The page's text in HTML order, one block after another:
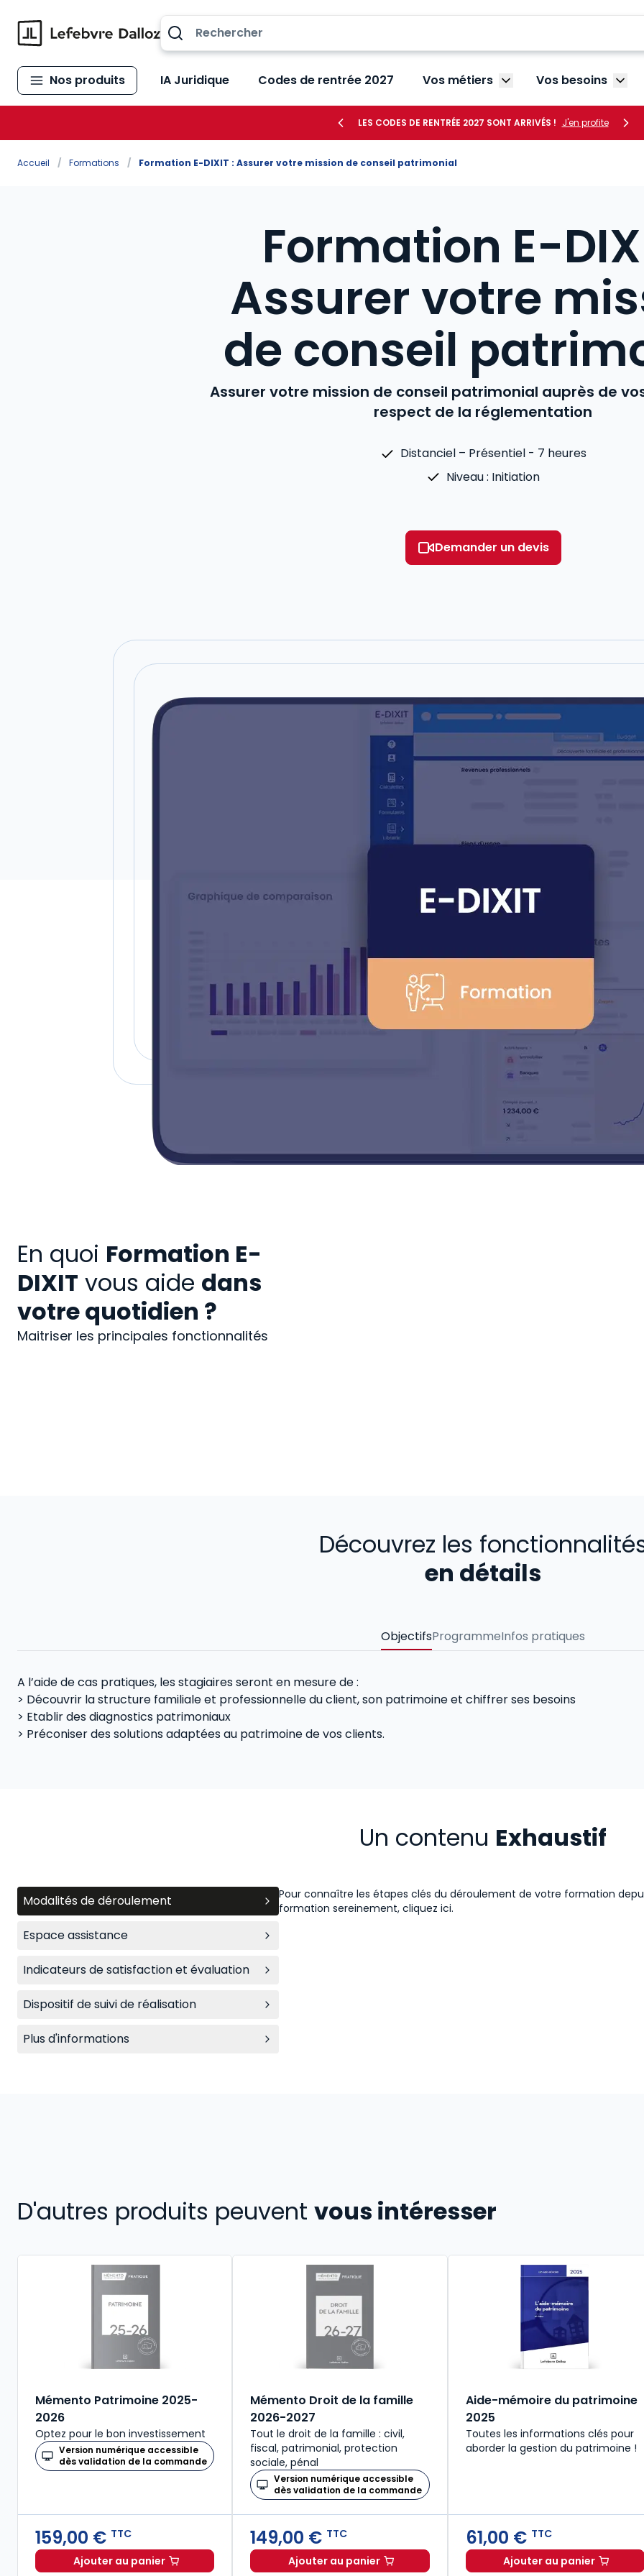
Nos produits IA Juridique Codes de rentrée 2027 Vos métiers Afficher le sous-menu
Vos besoins
LES CODES DE RENTRÉE 2027 SONT ARRIVÉS ! J'en profite
Accueil / Formations / Formation E-DIXIT : Assurer votre mission de conseil patrimonial
Formation E-
Assurer votre
de conseil
Assurer votre mission de conseil patrimonial auprès de
respect de la réglementation
Distanciel – Présentiel - 7 heures
Niveau : Initiation
Demander un devis
En quoi Formation E-
DIXIT vous aide dans
votre quotidien ?
Maitriser les principales fonctionnalités
Découvrez les
en détails
ObjectifsProgrammeInfos pratiques
A l’aide de cas pratiques, les stagiaires seront en mesure de :
> Découvrir la structure familiale et professionnelle du client, son patrimoine et chiffrer ses besoins
> Etablir des diagnostics patrimoniaux
> Préconiser des solutions adaptées au patrimoine de vos clients.
Un contenu Exhaustif
Modalités de déroulement
Espace assistance
Indicateurs de satisfaction et évaluation
Dispositif de suivi de réalisation
Plus d'informations
Pour connaître les étapes clés du déroulement de votre formation
formation sereinement, cliquez ici.
D'autres produits peuvent vous intéresser
Mémento Patrimoine 2025-
2026
Optez pour le bon investissement
Version numérique accessible
dès validation de la commande
159,00 € TTC
Ajouter au panierMémento Patrimoine 2025-2026 à 159,00 € TTC
Mémento Droit de la famille
2026-2027
Tout le droit de la famille : civil,
fiscal, patrimonial, protection
sociale, pénal
Version numérique accessible
dès validation de la commande
149,00 € TTC
Ajouter au panierMémento Droit de la famille 2026-2027 à 149,00 € TTC
Aide-mémoire du patrimoine
2025
Toutes les informations clés pour
aborder la gestion du patrimoine !
61,00 € TTC
Ajouter au panier
Aide-mémoire